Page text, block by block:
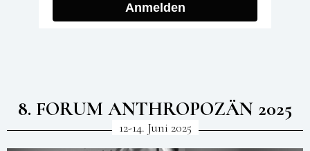
Anmelden
8. FORUM ANTHROPOZÄN 2025
12-14. Juni 2025